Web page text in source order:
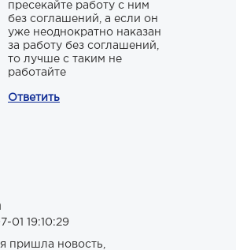
пресекайте работу с ним
без соглашений, а если он
уже неоднократно наказан
за работу без соглашений,
то лучше с таким не
работайте
Ответить
01 19:10:29
пришла новость,